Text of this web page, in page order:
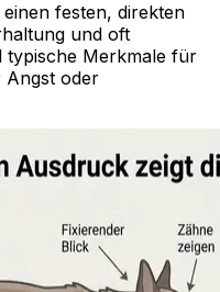
festen, direkten
und oft
typische Merkmale für
oder